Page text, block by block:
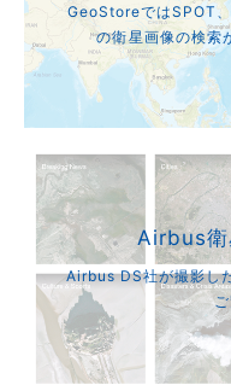
GeoStoreではSPOT
の衛星画像の検索
Airbus衛
Airbus DS社が撮影し